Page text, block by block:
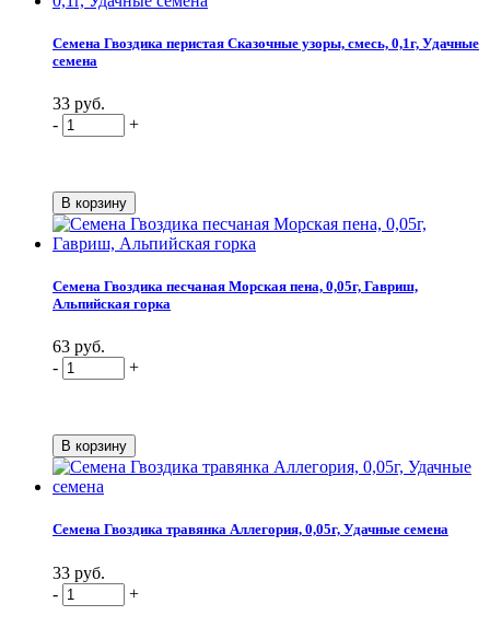
Семена Гвоздика перистая Сказочные узоры, смесь, 0,1г, Удачные
семена
33 руб.
-
+
Семена Гвоздика песчаная Морская пена, 0,05г, Гавриш,
Альпийская горка
63 руб.
-
+
Семена Гвоздика травянка Аллегория, 0,05г, Удачные семена
33 руб.
-
+